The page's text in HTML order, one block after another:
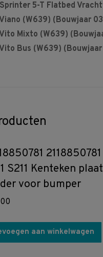
Sprinter 5-T Flatbed
Viano (W639) (Bouwjaar
Vito Mixto (W639)
Vito Bus (W639)
2118850781
S211 Kenteken plaat
voor bumper
aan winkelwagen